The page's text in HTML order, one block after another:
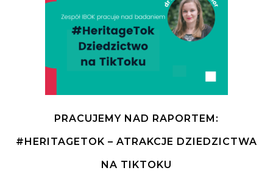
PRACUJEMY NAD RAPORTEM:
#HERITAGETOK – ATRAKCJE DZIEDZICTWA
NA TIKTOKU